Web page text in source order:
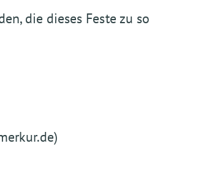
die dieses Feste zu so